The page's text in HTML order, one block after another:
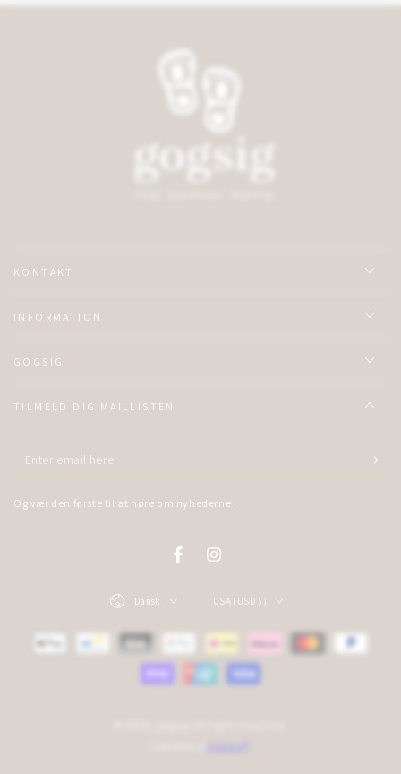
KONTAKT
INFORMATION
GOGSIG
TILMELD DIG MAILLISTEN
Enter
here
Og vær den første til at høre om nyhederne
FacebookInstagram
Language
Dansk USA (USD $)
Payment